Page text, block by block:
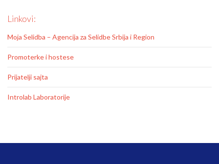
Linkovi:
Moja Selidba – Agencija za Selidbe Srbija i Region
Promoterke i hostese
Prijatelji sajta
Introlab Laboratorije